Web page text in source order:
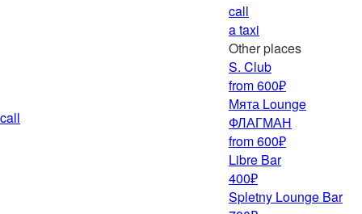
call
call
a taxi
Other places
S. Club
from 600₽
Мята Lounge
ФЛАГМАН
from 600₽
Libre Bar
400₽
Spletny Lounge Bar